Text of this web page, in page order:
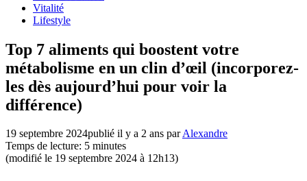
Vitalité
Lifestyle
Top 7 aliments qui boostent votre
métabolisme en un clin d’œil (incorporez-
les dès aujourd’hui pour voir la
différence)
19 septembre 2024publié il y a 2 ans parAlexandre
Temps de lecture: 5 minutes
(modifié le 19 septembre 2024 à 12h13)